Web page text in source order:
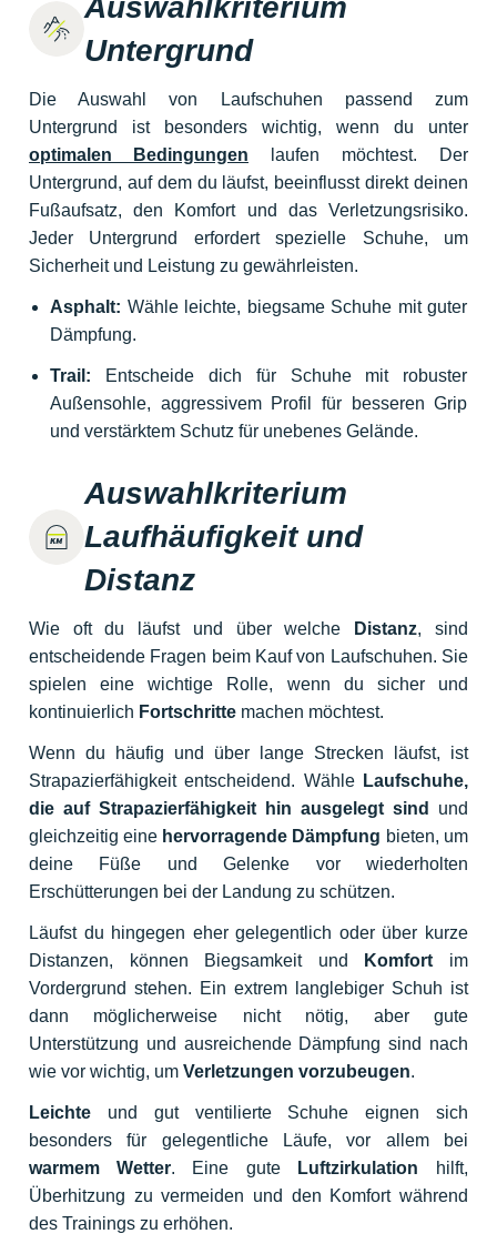
Auswahlkriterium
Untergrund
Die Auswahl von Laufschuhen passend zum
Untergrund ist besonders wichtig, wenn du unter
optimalen Bedingungen laufen möchtest. Der
Untergrund, auf dem du läufst, beeinflusst direkt deinen
Fußaufsatz, den Komfort und das Verletzungsrisiko.
Jeder Untergrund erfordert spezielle Schuhe, um
Sicherheit und Leistung zu gewährleisten.
Asphalt: Wähle leichte, biegsame Schuhe mit guter
Dämpfung.
Trail: Entscheide dich für Schuhe mit robuster
Außensohle, aggressivem Profil für besseren Grip
und verstärktem Schutz für unebenes Gelände.
Auswahlkriterium
Laufhäufigkeit und
Distanz
Wie oft du läufst und über welche Distanz, sind
entscheidende Fragen beim Kauf von Laufschuhen. Sie
spielen eine wichtige Rolle, wenn du sicher und
kontinuierlich Fortschritte machen möchtest.
Wenn du häufig und über lange Strecken läufst, ist
Strapazierfähigkeit entscheidend. Wähle Laufschuhe,
die auf Strapazierfähigkeit hin ausgelegt sind
und
gleichzeitig eine hervorragende Dämpfung bieten, um
deine Füße und Gelenke vor wiederholten
Erschütterungen bei der Landung zu schützen.
Läufst du hingegen eher gelegentlich oder über kurze
Distanzen, können Biegsamkeit und
Komfort im
Vordergrund stehen. Ein extrem langlebiger Schuh ist
dann möglicherweise nicht nötig, aber gute
Unterstützung und ausreichende Dämpfung sind nach
wie vor wichtig, um Verletzungen vorzubeugen.
Leichte und gut ventilierte Schuhe eignen sich
besonders für gelegentliche Läufe, vor allem bei
warmem Wetter. Eine gute Luftzirkulation hilft,
Überhitzung zu vermeiden und den Komfort während
des Trainings zu erhöhen.